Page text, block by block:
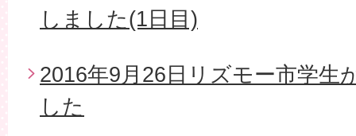
しました(1日目)
2016年9月26日リズモー市学生
した